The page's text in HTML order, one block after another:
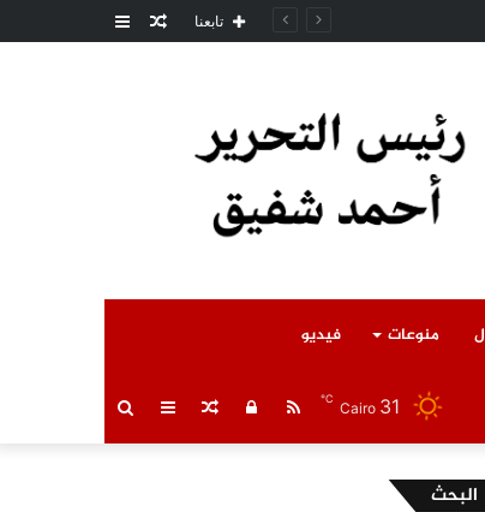
عمودمقال تابعنا
منوعات فيديو
بحث عمود مقالتسجيل RSS Cairo 31
℃
البحث